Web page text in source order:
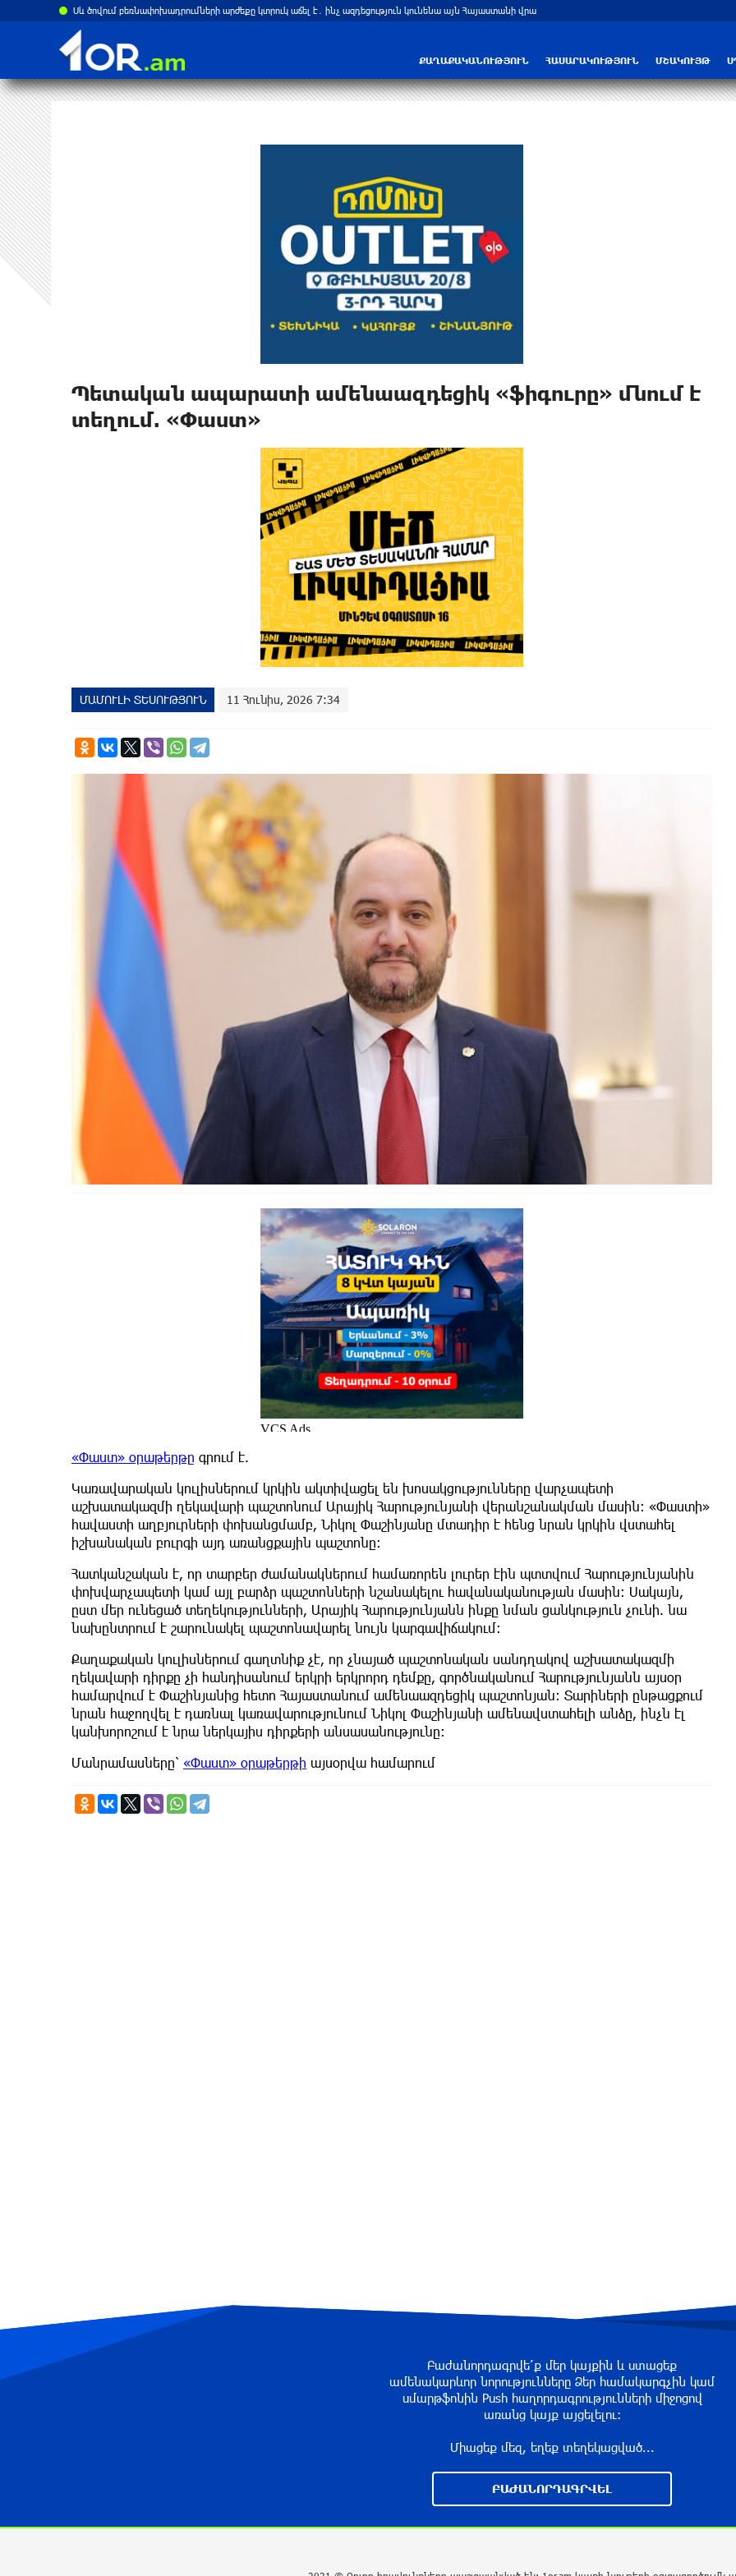
Սև ծովում բեռնափոխադրումների արժեքը կտրուկ աճել է․ ինչ ազդեցություն կունենա այն Հայաստանի վրա
ՔԱՂԱՔԱԿԱՆՈՒԹՅՈՒՆ ՀԱՍԱՐԱԿՈՒԹՅՈՒՆ ՄՇԱԿՈՒՅԹ
Պետական ապարատի ամենաազդեցիկ «ֆիգուրը» մնում է
տեղում. «Փաստ»
ՄԱՄՈՒԼԻ ՏԵՍՈՒԹՅՈՒՆ 11 Հունիս, 2026 7:34
«Փաստ» օրաթերթը գրում է.
Կառավարական կուլիսներում կրկին ակտիվացել են խոսակցությունները վարչապետի
աշխատակազմի ղեկավարի պաշտոնում Արայիկ Հարությունյանի վերանշանակման մասին։ «Փաստի»
հավաստի աղբյուրների փոխանցմամբ, Նիկոլ Փաշինյանը մտադիր է հենց նրան կրկին վստահել
իշխանական բուրգի այդ առանցքային պաշտոնը։
Հատկանշական է, որ տարբեր ժամանակներում համառորեն լուրեր էին պտտվում Հարությունյանին
փոխվարչապետի կամ այլ բարձր պաշտոնների նշանակելու հավանականության մասին։ Սակայն,
ըստ մեր ունեցած տեղեկությունների, Արայիկ Հարությունյանն ինքը նման ցանկություն չունի. նա
նախընտրում է շարունակել պաշտոնավարել նույն կարգավիճակում։
Քաղաքական կուլիսներում գաղտնիք չէ, որ չնայած պաշտոնական սանդղակով աշխատակազմի
ղեկավարի դիրքը չի հանդիսանում երկրի երկրորդ դեմքը, գործնականում Հարությունյանն այսօր
համարվում է Փաշինյանից հետո Հայաստանում ամենաազդեցիկ պաշտոնյան։ Տարիների ընթացքում
նրան հաջողվել է դառնալ կառավարությունում Նիկոլ Փաշինյանի ամենավստահելի անձը, ինչն էլ
կանխորոշում է նրա ներկայիս դիրքերի անսասանությունը։
Մանրամասները՝ «Փաստ» օրաթերթի այսօրվա համարում
Բաժանորդագրվե՛ք մեր կայքին և ստացեք
ամենակարևոր նորությունները Ձեր համակարգչին կամ
սմարթֆոնին Push հաղորդագրությունների միջոցով
առանց կայք այցելելու։
Միացեք մեզ, եղեք տեղեկացված...
ԲԱԺԱՆՈՐԴԱԳՐՎԵԼ